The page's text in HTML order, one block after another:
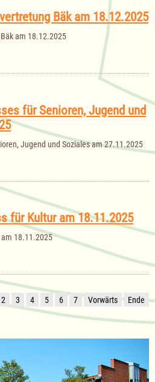
Bäk am 18.12.2025
am 18.12.2025
für Senioren, Jugend und
Jugend und Soziales am 27.11.2025
für Kultur am 18.11.2025
am 18.11.2025
2 3 4 5 6 7 Vorwärts Ende